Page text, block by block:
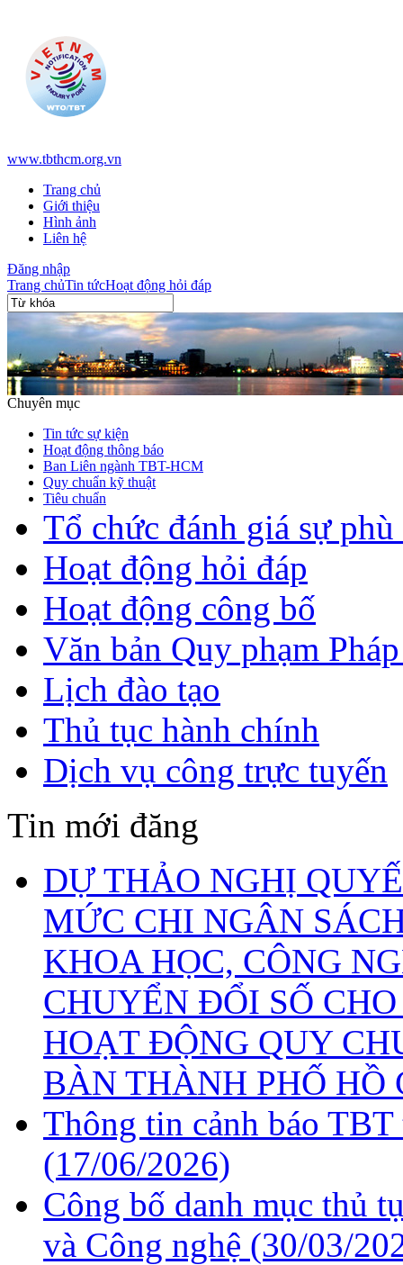
www.tbthcm.org.vn
Trang chủ
Giới thiệu
Hình ảnh
Liên hệ
Đăng nhập
Trang chủTin tứcHoạt động hỏi đáp
Chuyên mục
Tin tức sự kiện
Hoạt động thông báo
Ban Liên ngành TBT-HCM
Quy chuẩn kỹ thuật
Tiêu chuẩn
Tổ chức đánh giá sự
Hoạt động hỏi đáp
Hoạt động công bố
Văn bản Quy phạm
Lịch đào tạo
Thủ tục hành chính
Dịch vụ công trực tuyến
Tin mới đăng
DỰ THẢO NGHỊ
MỨC CHI NGÂN
KHOA HỌC, CÔNG
CHUYỂN ĐỔI SỐ
HOẠT ĐỘNG QUY
BÀN THÀNH PHỐ HỒ
Thông tin cảnh báo
(17/06/2026)
Công bố danh mục thủ
và Công nghệ (30/03/